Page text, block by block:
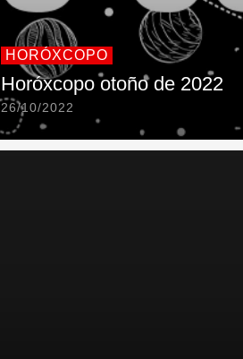
HORÓXCOPO
Horóxcopo otoño de 2022
26/10/2022